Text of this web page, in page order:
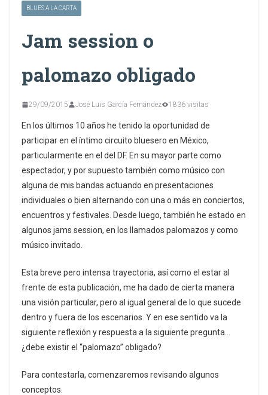
BLUES A LA CARTA
Jam session o
palomazo obligado
29/09/2015 José Luis García Fernández 1836 visitas
En los últimos 10 años he tenido la oportunidad de
participar en el íntimo circuito bluesero en México,
particularmente en el del DF. En su mayor parte como
espectador, y por supuesto también como músico con
alguna de mis bandas actuando en presentaciones
individuales o bien alternando con una o más en conciertos,
encuentros y festivales. Desde luego, también he estado en
algunos jams session, en los llamados palomazos y como
músico invitado.
Esta breve pero intensa trayectoria, así como el estar al
frente de esta publicación, me ha dado de cierta manera
una visión particular, pero al igual general de lo que sucede
dentro y fuera de los escenarios. Y en ese sentido va la
siguiente reflexión y respuesta a la siguiente pregunta…
¿debe existir el “palomazo” obligado?
Para contestarla, comenzaremos revisando algunos
conceptos.